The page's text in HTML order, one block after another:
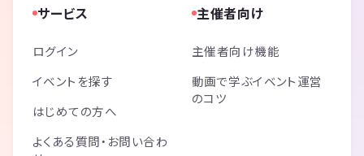
サービス
ログイン
イベントを探す
はじめての方へ
よくある質問・お問い合わ
主催者向け
主催者向け機能
動画で学ぶイベント運営
のコツ